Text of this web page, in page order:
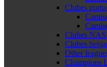
Clubes
Clubes
Clubes
Other
Champions